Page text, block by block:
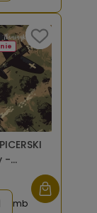
-
z
8]
mb